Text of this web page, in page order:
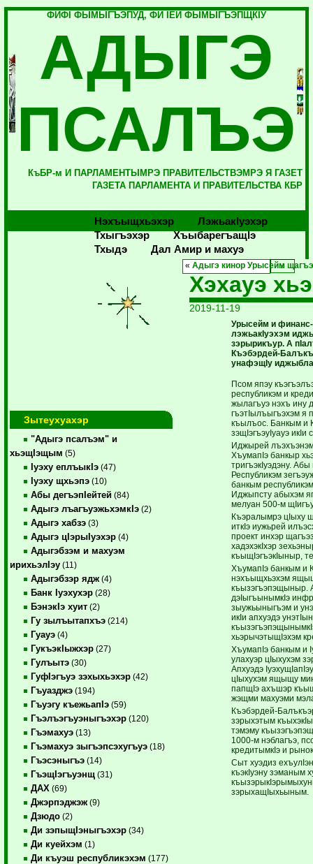
ФИФI ФЫМЫГЪЭПУД, ФИ IЕЙ ФЫМЫГЪЭПЩКIУ
АДЫГЭ
ПСАЛЪЭ
КъБР-м И ПАРЛАМЕНТЫМРЭ ПРАВИТЕЛЬСТВЭМРЭ Я ГАЗЕТ
ГАЗЕТА ПАРЛАМЕНТА И ПРАВИТЕЛЬСТВА КБР
Нэхъыщхьэхэр
Лэжьакlуэхэр
Тхыгъэхэр
Хъыбарегъащlэ
Тхыдэ
Дал Амир и махуэ
Зытеухуахэр
"Адыгэ псалъэм" и
хьэщIэщым (5)
Iуэху еплъыкIэ (47)
Iуэху щхьэпэ (10)
Абы дегъэпIейтей (84)
Адыгэ лъагъуэжьхэмкIэ (2)
Адыгэ хабзэ (3)
Адыгэ цIэрыIуэхэр (4)
Адыгэбзэм и махуэм
ирихьэлIэу (11)
Адыгэбзэр ядж (4)
Банк Iуэхухэр (28)
БэнэкIэ хуит (2)
Гу зылъытапхъэ (214)
Гуауэ (4)
ГукъэкIыжхэр (27)
Гулъытэ (30)
ГуфIэгъуэ зэхыхьэхэр (42)
Гъуазджэ (194)
Гъуэгу къежьапIэ (59)
Гъэлъэгъуэныгъэхэр (120)
Гъэмахуэ (13)
Гъэмахуэ зыгъэпсэхугъуэ (18)
Гъэсэныгъэ (14)
ГъэщIэгъуэнщ (31)
ДАХ (69)
Джэрпэджэж (9)
Дзюдо (2)
Ди зэпыщIэныгъэхэр (34)
Ди куейхэм (1)
Ди къуэш республикэхэм (177)
«Адыгэ кинор Урысейм
Хэхауэ
2019-11-19
Урысейм и
лэжьакIуэхэм
зэрырикъур. А
Къэбэрдей-
унафэщIу
Псом япэу
республикэм и
жылагъуэ нэхъ
гъэтIылъыгъэхэм я
къылъос. Банкым и
зэщIэгъэуIуауэ
Иджырей
ХъумапIэ банкыр
тригъэкIуэдэну.
Республикэм
банкым
Иджыпсту абыхэм
мелуан 500-м
Къэралымрэ цIыху
иткIэ иужьрей
проект инхэр
хадэхэкIхэр
къыщIэгъэкIыныр,
ХъумапIэ банкым и
нэхъыщхьэхэм
къызэгъэпэщыныр.
дэIыгъынымкIэ
зыужьыныгъэм и
икIи апхуэдэ
хьэрычэтыщIэхэм
ХъумапIэ банкым и
улахуэр цIыхухэм
Апхуэдэ
цIыхухэм ящыщу
папщIэ ахъшэр
жэщми махуэми
Къэбэрдей-
зэрыхэтым
тэмэму
1000-м нэблагъэ,
кредитымкIэ и
Сыт хуэдиз
къэкIуэну зэманым
зэрыхащIыхьыным.